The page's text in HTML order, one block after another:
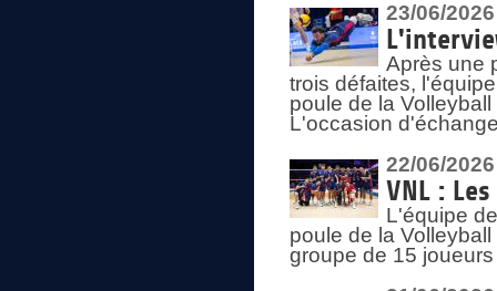
23/06/2026
Après une
trois défaites,
poule de la
L'occasion
22/06/2026
VNL :
L'équipe
poule de la
groupe de 15